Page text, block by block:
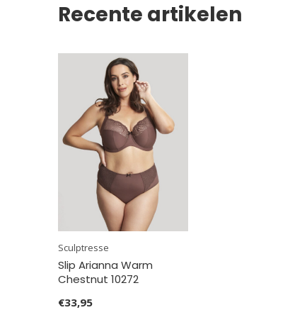
Recente artikelen
Sculptresse
Slip Arianna Warm
Chestnut 10272
€33,95